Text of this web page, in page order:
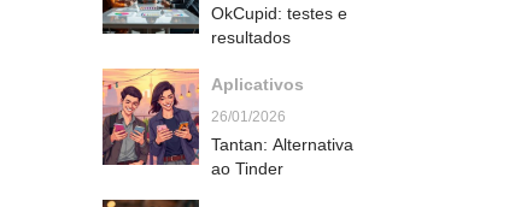
OkCupid: testes e
resultados
Aplicativos
26/01/2026
Tantan: Alternativa
ao Tinder